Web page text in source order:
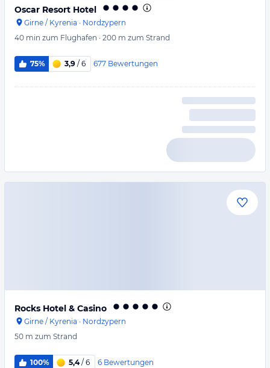
Oscar Resort Hotel
Girne / Kyrenia · Nordzypern
40 min zum Flughafen · 200 m zum Strand
75% 3,9 / 6 677 Bewertungen
Rocks Hotel & Casino
Girne / Kyrenia · Nordzypern
50 m zum Strand
100% 5,4/ 6 6 Bewertungen